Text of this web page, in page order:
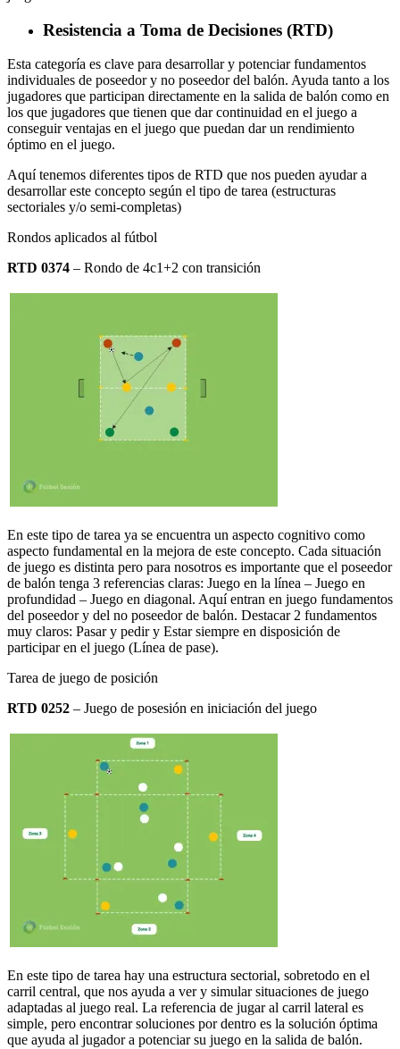
Resistencia a Toma de Decisiones (RTD)
Esta categoría es clave para desarrollar y potenciar fundamentos
individuales de poseedor y no poseedor del balón. Ayuda tanto a los
jugadores que participan directamente en la salida de balón como en
los que jugadores que tienen que dar continuidad en el juego a
conseguir ventajas en el juego que puedan dar un rendimiento
óptimo en el juego.
Aquí tenemos diferentes tipos de RTD que nos pueden ayudar a
desarrollar este concepto según el tipo de tarea (estructuras
sectoriales y/o semi-completas)
Rondos aplicados al fútbol
RTD 0374 – Rondo de 4c1+2 con transición
En este tipo de tarea ya se encuentra un aspecto cognitivo como
aspecto fundamental en la mejora de este concepto. Cada situación
de juego es distinta pero para nosotros es importante que el poseedor
de balón tenga 3 referencias claras: Juego en la línea – Juego en
profundidad – Juego en diagonal. Aquí entran en juego fundamentos
del poseedor y del no poseedor de balón. Destacar 2 fundamentos
muy claros: Pasar y pedir y Estar siempre en disposición de
participar en el juego (Línea de pase).
Tarea de juego de posición
RTD 0252 – Juego de posesión en iniciación del juego
En este tipo de tarea hay una estructura sectorial, sobretodo en el
carril central, que nos ayuda a ver y simular situaciones de juego
adaptadas al juego real. La referencia de jugar al carril lateral es
simple, pero encontrar soluciones por dentro es la solución óptima
que ayuda al jugador a potenciar su juego en la salida de balón.